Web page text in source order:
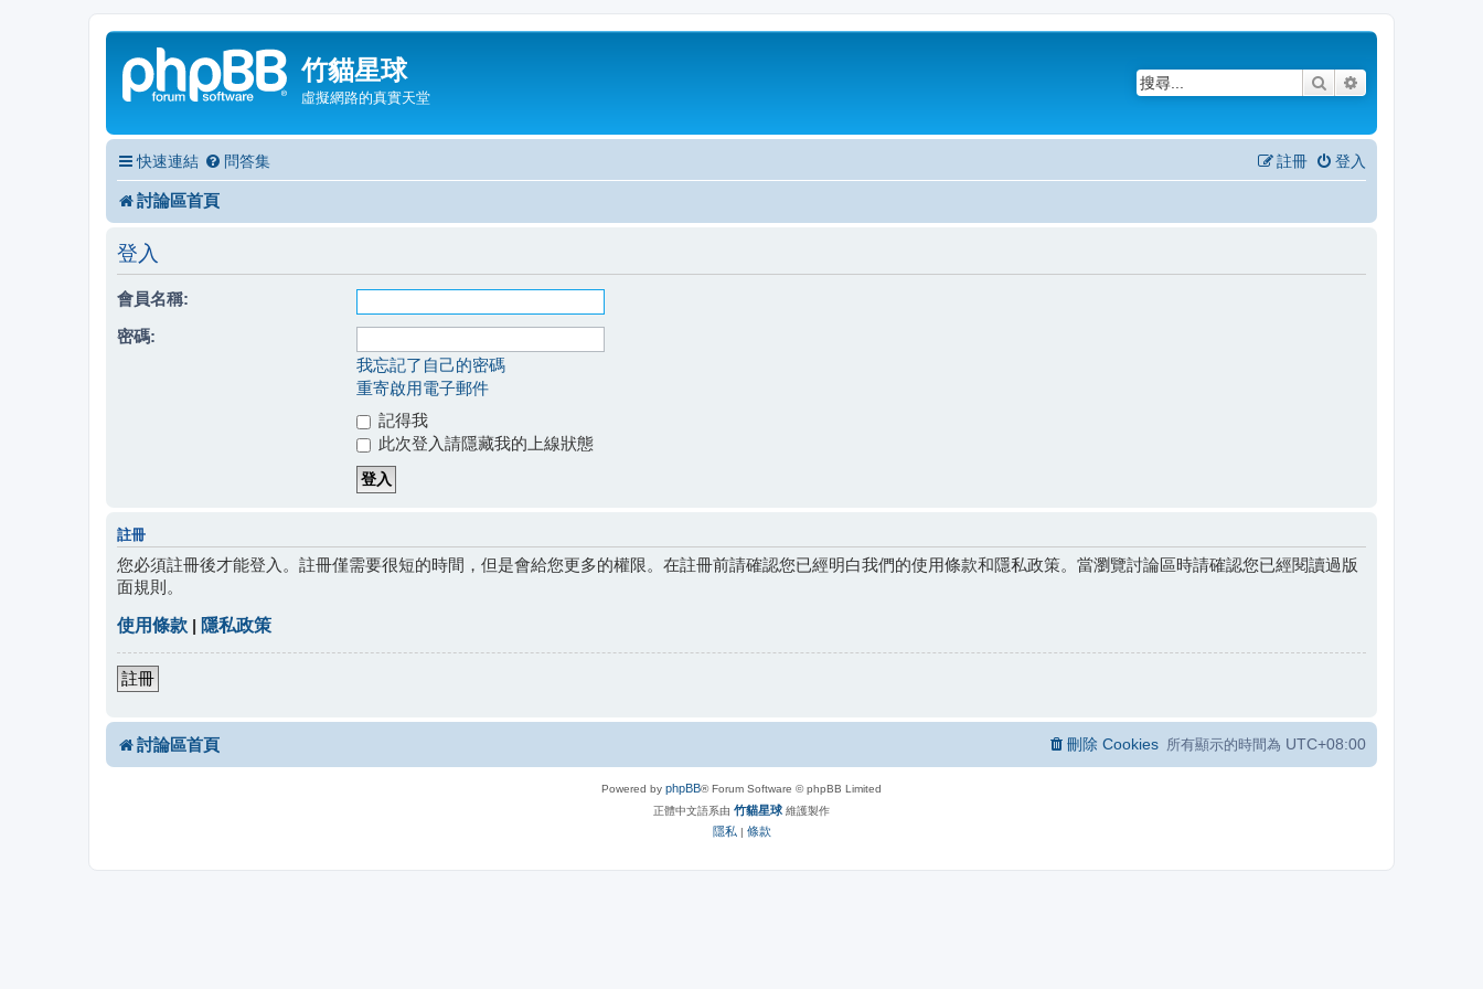
竹貓星球
虛擬網路的真實天堂
搜尋
快速連結 問答集 登入
註冊
討論區首頁
登入
會員名稱:
密碼:
我忘記了自己的密碼
重寄啟用電子郵件
記得我
此次登入請隱藏我的上線狀態
註冊
您必須註冊後才能登入。註冊僅需要很短的時間，但是會給您更多的權限。在註冊前請確認您已經明白我們的使用條款和隱私政策。當瀏覽討論區時請確認您已經閱讀過版
面規則。
使用條款 | 隱私政策
註冊
討論區首頁 所有顯示的時間為 UTC+08:00
刪除 Cookies
Powered by phpBB® Forum Software © phpBB Limited
正體中文語系由 竹貓星球 維護製作
隱私 | 條款